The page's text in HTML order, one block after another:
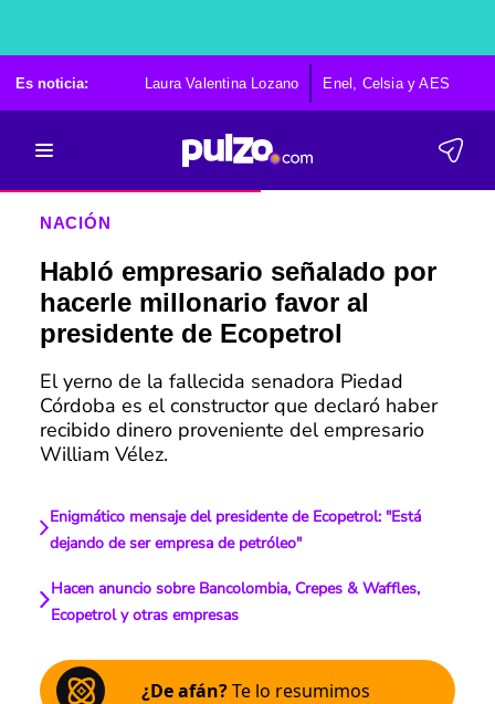
Es noticia: Laura Valentina Lozano Enel, Celsia y AES
NACIÓN
Habló empresario señalado por
hacerle millonario favor al
presidente de Ecopetrol
El yerno de la fallecida senadora Piedad
Córdoba es el constructor que declaró haber
recibido dinero proveniente del empresario
William Vélez.
Enigmático mensaje del presidente de Ecopetrol: "Está
dejando de ser empresa de petróleo"
Hacen anuncio sobre Bancolombia, Crepes & Waffles,
Ecopetrol y otras empresas
¿De afán?Te lo resumimos